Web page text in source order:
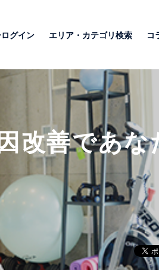
グイン エリア・カテゴリ検索 コ
改善であ